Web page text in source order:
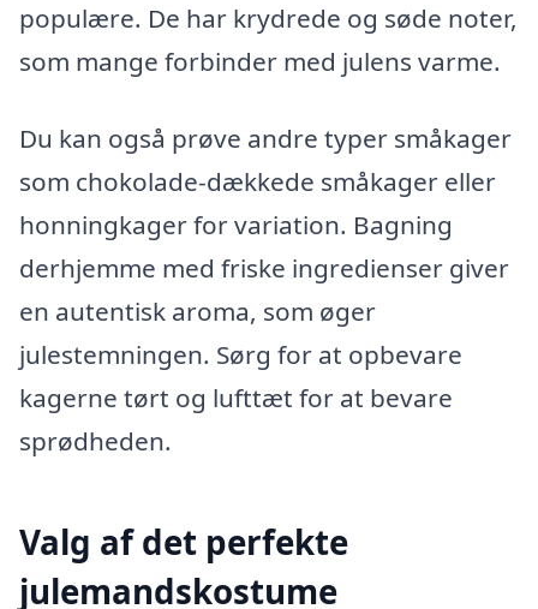
populære. De har krydrede og søde noter,
som mange forbinder med julens varme.
Du kan også prøve andre typer småkager
som chokolade-dækkede småkager eller
honningkager for variation. Bagning
derhjemme med friske ingredienser giver
en autentisk aroma, som øger
julestemningen. Sørg for at opbevare
kagerne tørt og lufttæt for at bevare
sprødheden.
Valg af det perfekte
julemandskostume